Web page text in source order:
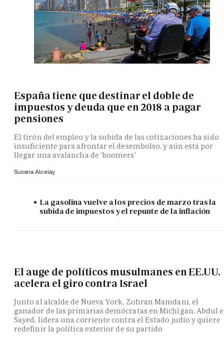
España tiene que destinar el doble de
impuestos y deuda que en 2018 a pagar
pensiones
El tirón del empleo y la subida de las cotizaciones ha sido
insuficiente para afrontar el desembolso, y aún está por
llegar una avalancha de 'boomers'
Susana Alcelay
La gasolina vuelve a los precios de marzo tras la
subida de impuestos y el repunte de la inflación
El auge de políticos musulmanes en EE.UU.
acelera el giro contra Israel
Junto al alcalde de Nueva York, Zohran Mamdani, el
ganador de las primarias demócratas en Míchigan, Abdul
Sayed, lidera una corriente contra el Estado judío y quiere
redefinir la política exterior de su partido